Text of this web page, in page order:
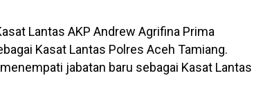
Lantas AKP Andrew Agrifina Prima
Kasat Lantas Polres Aceh Tamiang.
jabatan baru sebagai Kasat Lantas